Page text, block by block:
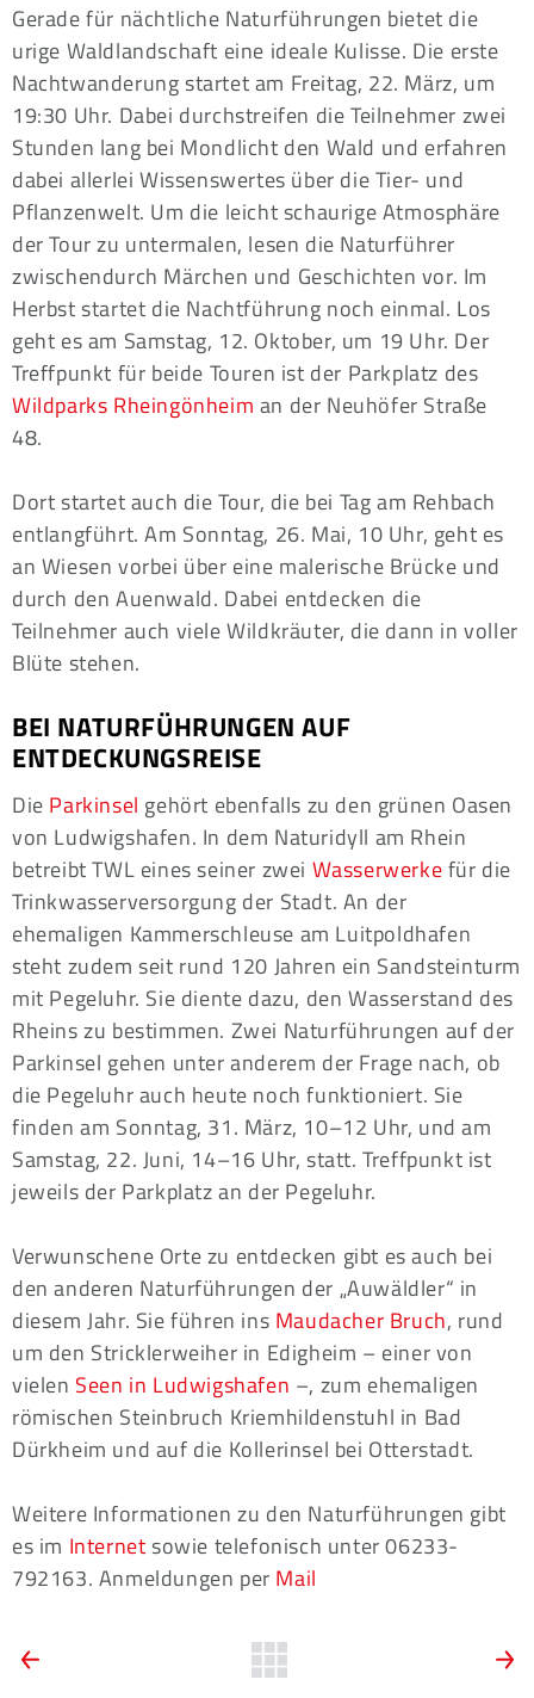
Gerade für nächtliche Naturführungen bietet die
urige Waldlandschaft eine ideale Kulisse. Die erste
Nachtwanderung startet am Freitag, 22. März, um
19:30 Uhr. Dabei durchstreifen die Teilnehmer zwei
Stunden lang bei Mondlicht den Wald und erfahren
dabei allerlei Wissenswertes über die Tier- und
Pflanzenwelt. Um die leicht schaurige Atmosphäre
der Tour zu untermalen, lesen die Naturführer
zwischendurch Märchen und Geschichten vor. Im
Herbst startet die Nachtführung noch einmal. Los
geht es am Samstag, 12. Oktober, um 19 Uhr. Der
Treffpunkt für beide Touren ist der Parkplatz des
Wildparks Rheingönheim an der Neuhöfer Straße
48.
Dort startet auch die Tour, die bei Tag am Rehbach
entlangführt. Am Sonntag, 26. Mai, 10 Uhr, geht es
an Wiesen vorbei über eine malerische Brücke und
durch den Auenwald. Dabei entdecken die
Teilnehmer auch viele Wildkräuter, die dann in voller
Blüte stehen.
BEI NATURFÜHRUNGEN AUF
ENTDECKUNGSREISE
Die Parkinsel gehört ebenfalls zu den grünen Oasen
von Ludwigshafen. In dem Naturidyll am Rhein
betreibt TWL eines seiner zwei Wasserwerkefür die
Trinkwasserversorgung der Stadt. An der
ehemaligen Kammerschleuse am Luitpoldhafen
steht zudem seit rund 120 Jahren ein Sandsteinturm
mit Pegeluhr. Sie diente dazu, den Wasserstand des
Rheins zu bestimmen. Zwei Naturführungen auf der
Parkinsel gehen unter anderem der Frage nach, ob
die Pegeluhr auch heute noch funktioniert. Sie
finden am Sonntag, 31. März, 10–12 Uhr, und am
Samstag, 22. Juni, 14–16 Uhr, statt. Treffpunkt ist
jeweils der Parkplatz an der Pegeluhr.
Verwunschene Orte zu entdecken gibt es auch bei
den anderen Naturführungen der „Auwäldler“ in
diesem Jahr. Sie führen ins Maudacher Bruch, rund
um den Stricklerweiher in Edigheim – einer von
vielen Seen in Ludwigshafen –, zum ehemaligen
römischen Steinbruch Kriemhildenstuhl in Bad
Dürkheim und auf die Kollerinsel bei Otterstadt.
Weitere Informationen zu den Naturführungen gibt
es im Internetsowie telefonisch unter 06233-
792163. Anmeldungen per Mail
ARTIKEL-
Zurück